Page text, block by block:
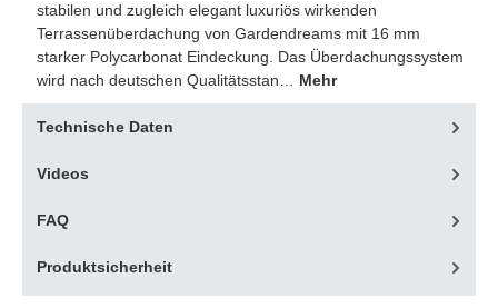
stabilen und zugleich elegant luxuriös wirkenden
Terrassenüberdachung von Gardendreams mit 16 mm
starker Polycarbonat Eindeckung. Das Überdachungssystem
wird nach deutschen Qualitätsstan… Mehr
Technische Daten
Videos
FAQ
Produktsicherheit